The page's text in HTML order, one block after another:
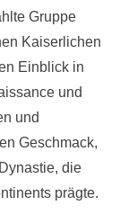
Gruppe
Kaiserlichen
Einblick in
und
und
Geschmack,
die
prägte.